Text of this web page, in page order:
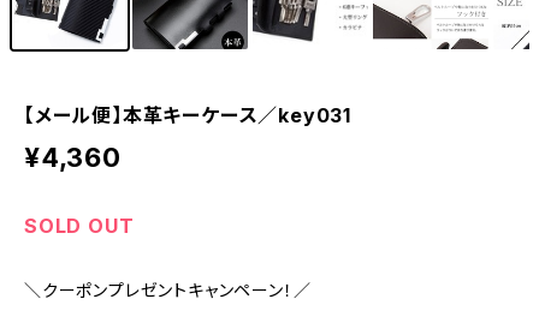
【メール便】本革キーケース／key031
¥4,360
SOLD OUT
＼クーポンプレゼントキャンペーン！／